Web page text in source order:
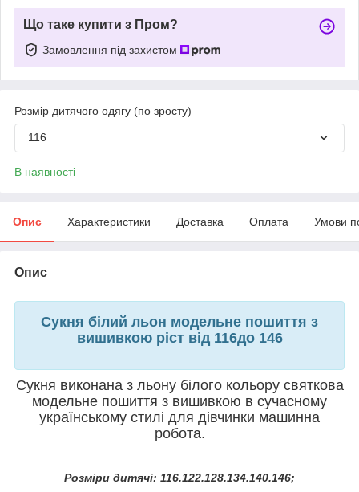
Що таке купити з Пром?
Замовлення під захистом
Розмір дитячого одягу (по зросту)
116
В наявності
Опис Характеристики Доставка Оплата Умови
Опис
Сукня білий льон модельне пошиття з
вишивкою ріст від 116до 146
Сукня виконана з льону білого кольору святкова
модельне пошиття з вишивкою в сучасному
українському стилі для дівчинки машинна
робота.
Розміри дитячі: 116.122.128.134.140.146;